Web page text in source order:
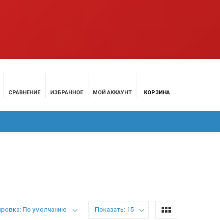
СРАВНЕНИЕ ИЗБРАННОЕ МОЙ АККАУНТ КОРЗИНА
По умолчанию Показать: 15